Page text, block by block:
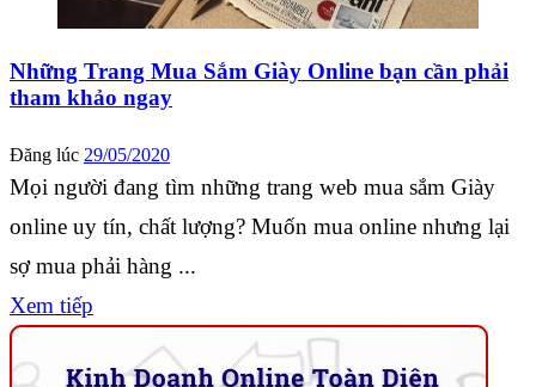
Những Trang Mua Sắm Giày Online bạn cần phải
tham khảo ngay
Đăng lúc 29/05/2020
Mọi người đang tìm những trang web mua sắm Giày
online uy tín, chất lượng? Muốn mua online nhưng lại
sợ mua phải hàng ...
Xem tiếp